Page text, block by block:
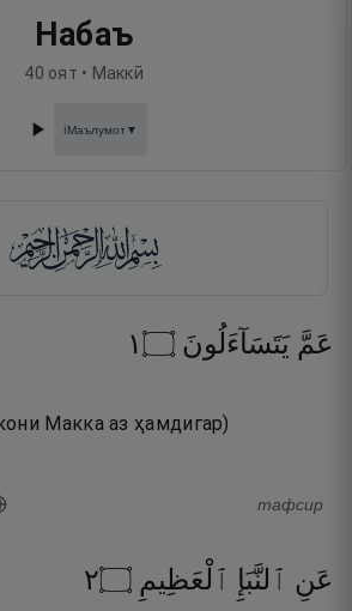
Набаъ
40 оят • Маккӣ
ℹ️Маълумот▼
عَمَّ يَتَسَآءَلُونَ ۝١
Макка аз ҳамдигар)
тафсир
عَنِ ٱلنَّبَإِ ٱلْعَظِيمِ ۝٢